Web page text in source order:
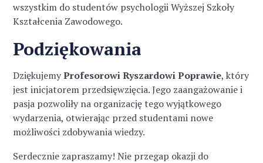
wszystkim do studentów psychologii Wyższej Szkoły
Kształcenia Zawodowego.
Podziękowania
DziękujemyProfesorowi Ryszardowi Poprawie, który
jest inicjatorem przedsięwzięcia. Jego zaangażowanie i
pasja pozwoliły na organizację tego wyjątkowego
wydarzenia, otwierając przed studentami nowe
możliwości zdobywania wiedzy.
Serdecznie zapraszamy! Nie przegap okazji do